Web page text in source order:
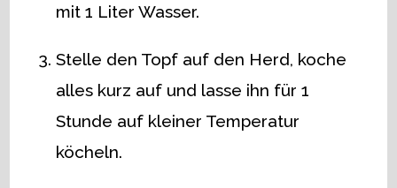
mit 1 Liter Wasser.
Stelle den Topf auf den Herd, koche
alles kurz auf und lasse ihn für 1
Stunde auf kleiner Temperatur
köcheln.